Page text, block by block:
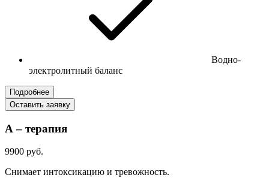
Водно-
электролитный баланс
Подробнее
Оставить заявку
А – терапия
9900 руб.
Снимает интоксикацию и тревожность.